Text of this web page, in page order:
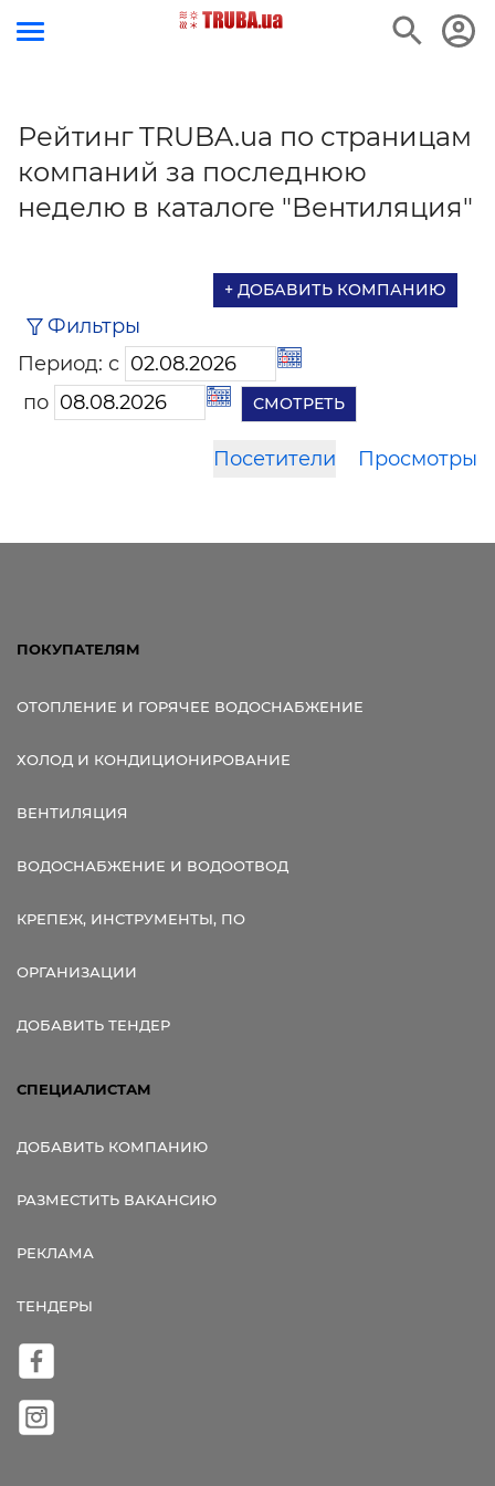
Рейтинг TRUBA.ua по страницам
компаний за последнюю
неделю в каталоге "Вентиляция"
+ ДОБАВИТЬ КОМПАНИЮ
Фильтры
Период: с
по
Посетители Просмотры
ПОКУПАТЕЛЯМ
ОТОПЛЕНИЕ И ГОРЯЧЕЕ ВОДОСНАБЖЕНИЕ
ХОЛОД И КОНДИЦИОНИРОВАНИЕ
ВЕНТИЛЯЦИЯ
ВОДОСНАБЖЕНИЕ И ВОДООТВОД
КРЕПЕЖ, ИНСТРУМЕНТЫ, ПО
ОРГАНИЗАЦИИ
ДОБАВИТЬ ТЕНДЕР
СПЕЦИАЛИСТАМ
ДОБАВИТЬ КОМПАНИЮ
РАЗМЕСТИТЬ ВАКАНСИЮ
РЕКЛАМА
ТЕНДЕРЫ